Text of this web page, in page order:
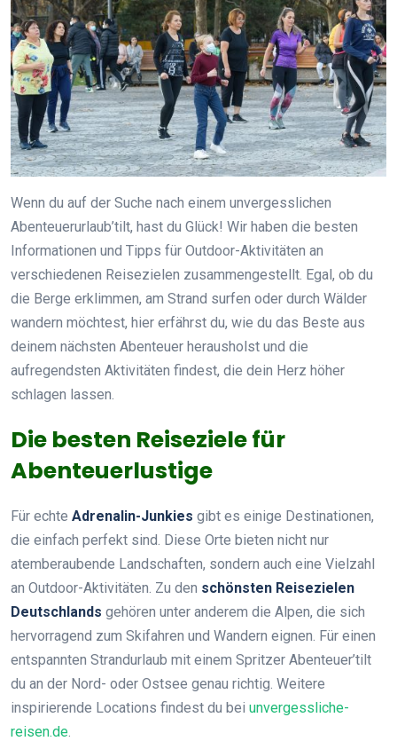
Wenn du auf der Suche nach einem unvergesslichen
Abenteuerurlaub’tilt, hast du Glück! Wir haben die besten
Informationen und Tipps für Outdoor-Aktivitäten an
verschiedenen Reisezielen zusammengestellt. Egal, ob du
die Berge erklimmen, am Strand surfen oder durch Wälder
wandern möchtest, hier erfährst du, wie du das Beste aus
deinem nächsten Abenteuer herausholst und die
aufregendsten Aktivitäten findest, die dein Herz höher
schlagen lassen.
Die besten Reiseziele für
Abenteuerlustige
Für echte Adrenalin-Junkies gibt es einige Destinationen,
die einfach perfekt sind. Diese Orte bieten nicht nur
atemberaubende Landschaften, sondern auch eine Vielzahl
an Outdoor-Aktivitäten. Zu den schönsten Reisezielen
Deutschlands gehören unter anderem die Alpen, die sich
hervorragend zum Skifahren und Wandern eignen. Für einen
entspannten Strandurlaub mit einem Spritzer Abenteuer’tilt
du an der Nord- oder Ostsee genau richtig. Weitere
inspirierende Locations findest du bei unvergessliche-
reisen.de.